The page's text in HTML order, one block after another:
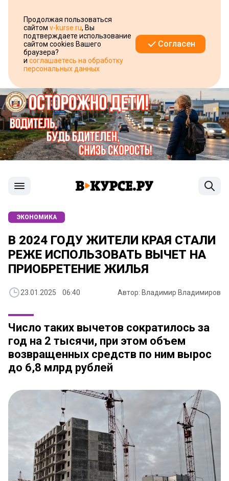
Продолжая пользоваться
сайтом v-kurse.ru, Вы
подтверждаете использование
сайтом cookies Вашего
браузера?
и соглашаетесь на обработку
персональных данных
Согласен
ЭКОНОМИКА
В 2024 ГОДУ ЖИТЕЛИ КРАЯ СТАЛИ
РЕЖЕ ИСПОЛЬЗОВАТЬ ВЫЧЕТ НА
ПРИОБРЕТЕНИЕ ЖИЛЬЯ
23.01.2025 06:40 Автор: Владимир Владимиров
Число таких вычетов сократилось за
год на 2 тысячи, при этом объем
возвращенных средств по ним вырос
до 6,8 млрд рублей